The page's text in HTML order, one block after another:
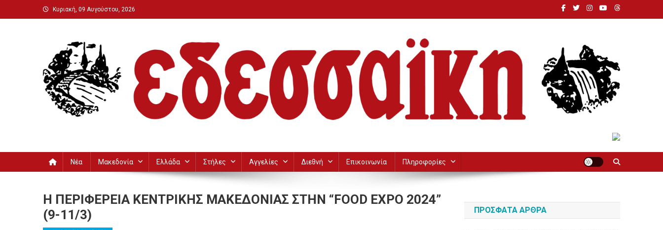
Μεταπηδήστε
στο
Κυριακή, 09 Αυγούστου, 2026
Νέα Μακεδονία Ελλάδα Στήλες Αγγελίες Διεθνή Επικοινωνία Πληροφορίες
Η ΠΕΡΙΦΕΡΕΙΑ ΚΕΝΤΡΙΚΗΣ ΜΑΚΕΔΟΝΙΑΣ ΣΤΗΝ “FOOD EXPO 2024”
(9-11/3)
ΠΡΌΣΦΑΤΑ ΆΡΘΡΑ